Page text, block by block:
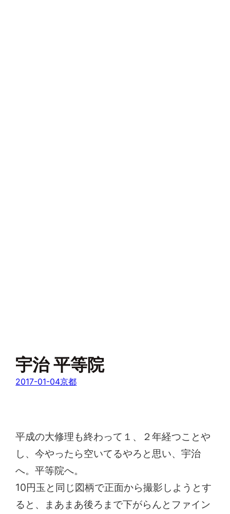
宇治 平等院
2017-01-04京都
平成の大修理も終わって１、２年経つことや
し、今やったら空いてるやろと思い、宇治
へ。平等院へ。
10円玉と同じ図柄で正面から撮影しようとす
ると、まあまあ後ろまで下がらんとファイン